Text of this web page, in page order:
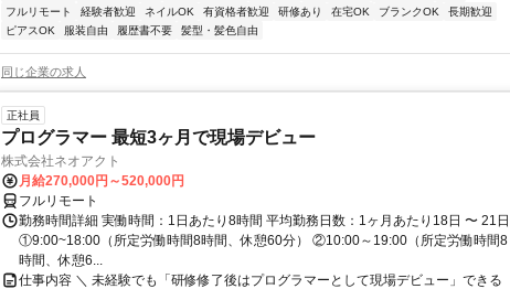
フルリモート
経験者歓迎 ネイルOK 有資格者歓迎 研修あり 在宅OK ブランクOK
長期歓迎
ピアスOK
服装自由 履歴書不要 髪型・髪色自由
同じ企業の求人
正社員
プログラマー 最短3ヶ月で現場デビュー
株式会社ネオアクト
月給270,000円～520,000円
フルリモート
勤務時間詳細 実働時間：1日あたり8時間 平均勤務日数：1ヶ月あたり18日 〜 21日
①9:00~18:00（所定労働時間8時間、休憩60分） ②10:00～19:00（所定労働時間8
時間、休憩6...
仕事内容 ＼ 未経験でも「研修修了後はプログラマーとして現場デビュー」できる